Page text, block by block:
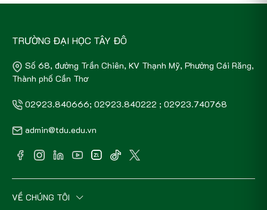
TRƯỜNG ĐẠI HỌC TÂY ĐÔ
Số 68, đường Trần Chiên, KV Thạnh Mỹ, Phường Cái Răng,
Thành phố Cần Thơ
02923.840666; 02923.840222 ; 02923.740768
admin@tdu.edu.vn
VỀ CHÚNG TÔI